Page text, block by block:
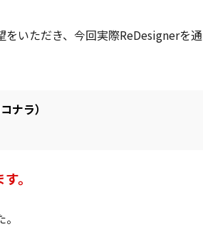
いただき、今回実際ReDesignerを
ナラ）
。